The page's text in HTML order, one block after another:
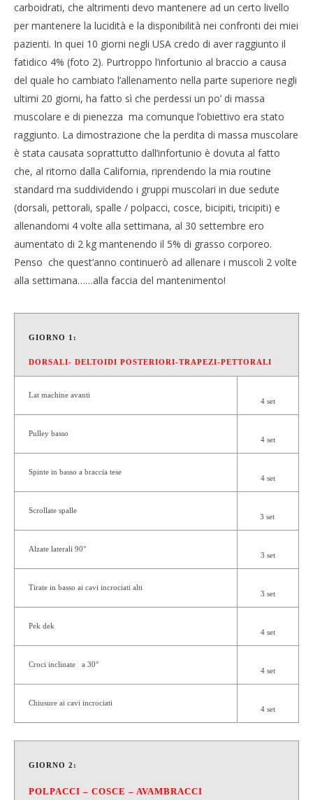
carboidrati, che altrimenti devo mantenere ad un certo livello
per mantenere la lucidità e la disponibilità nei confronti dei miei
pazienti. In quei 10 giorni negli USA credo di aver raggiunto il
fatidico 4% (foto 2). Purtroppo l’infortunio al braccio a causa
del quale ho cambiato l’allenamento nella parte superiore negli
ultimi 20 giorni, ha fatto sì che perdessi un po’ di massa
muscolare e di pienezza ma comunque l’obiettivo era stato
raggiunto. La dimostrazione che la perdita di massa muscolare
è stata causata soprattutto dall’infortunio è dovuta al fatto
che, al ritorno dalla California, riprendendo la mia routine
standard ma suddividendo i gruppi muscolari in due sedute
(dorsali, pettorali, spalle / polpacci, cosce, bicipiti, tricipiti) e
allenandomi 4 volte alla settimana, al 30 settembre ero
aumentato di 2 kg mantenendo il 5% di grasso corporeo.
Penso che quest’anno continuerò ad allenare i muscoli 2 volte
alla settimana……alla faccia del mantenimento!
GIORNO 1:
DORSALI- DELTOIDI POSTERIORI-TRAPEZI-PETTORALI
Lat machine avanti
4 set
Pulley basso
4 set
Spinte in basso a braccia tese
4 set
Scrollate spalle
3 set
Alzate laterali 90°
3 set
Tirate in basso ai cavi incrociati alti
3 set
Pek dek
4 set
Croci inclinate a 30°
4 set
Chiusure ai cavi incrociati
4 set
GIORNO 2:
POLPACCI – COSCE – AVAMBRACCI